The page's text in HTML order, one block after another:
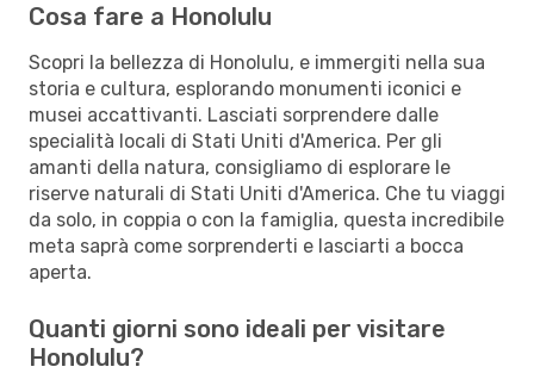
Cosa fare a Honolulu
Scopri la bellezza di Honolulu, e immergiti nella sua
storia e cultura, esplorando monumenti iconici e
musei accattivanti. Lasciati sorprendere dalle
specialità locali di Stati Uniti d'America. Per gli
amanti della natura, consigliamo di esplorare le
riserve naturali di Stati Uniti d'America. Che tu viaggi
da solo, in coppia o con la famiglia, questa incredibile
meta saprà come sorprenderti e lasciarti a bocca
aperta.
Quanti giorni sono ideali per visitare
Honolulu?